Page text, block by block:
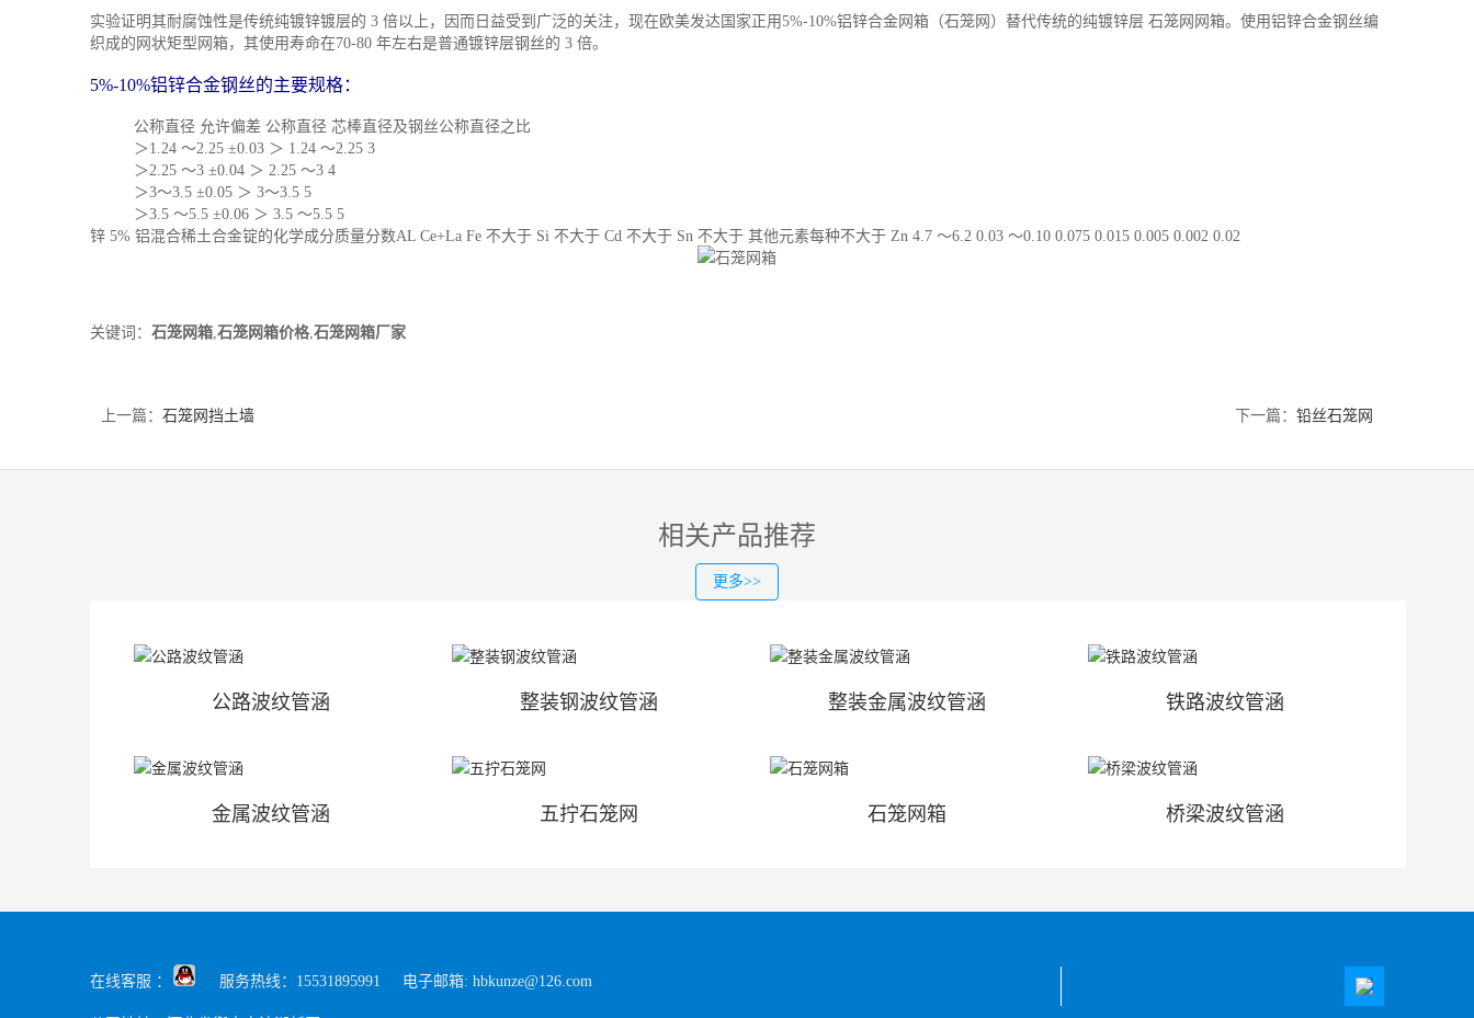
实验证明其耐腐蚀性是传统纯镀锌镀层的 3 倍以上，因而日益受到广泛的关注，现在欧美发达国家正用5%-10%铝锌合金网箱（石笼网）替代传统的纯镀锌层 石笼网网箱。使用铝锌合金钢丝编
织成的网状矩型网箱，其使用寿命在70-80 年左右是普通镀锌层钢丝的 3 倍。
5%-10%铝锌合金钢丝的主要规格：
公称直径 允许偏差 公称直径 芯棒直径及钢丝公称直径之比
＞1.24 ～2.25 ±0.03 ＞ 1.24 ～2.25 3
＞2.25 ～3 ±0.04 ＞ 2.25 ～3 4
＞3～3.5 ±0.05 ＞ 3～3.5 5
＞3.5 ～5.5 ±0.06 ＞ 3.5 ～5.5 5
锌 5% 铝混合稀土合金锭的化学成分质量分数AL Ce+La Fe 不大于 Si 不大于 Cd 不大于 Sn 不大于 其他元素每种不大于 Zn 4.7 ～6.2 0.03 ～0.10 0.075 0.015 0.005 0.002 0.02
关键词： 石笼网箱,石笼网箱价格,石笼网箱厂家
上一篇： 石笼网挡土墙 下一篇： 铅丝石笼网
相关产品推荐
更多>>
公路波纹管涵 整装钢波纹管涵 整装金属波纹管涵 铁路波纹管涵
金属波纹管涵 五拧石笼网 石笼网箱 桥梁波纹管涵
在线客服 ： 服务热线：15531895991 电子邮箱: hbkunze@126.com